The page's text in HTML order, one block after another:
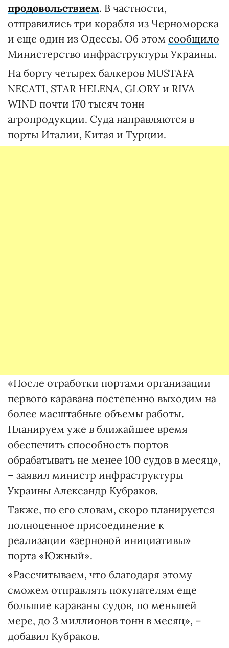
продовольствием. В частности,
отправились три корабля из Черноморска
и еще один из Одессы. Об этом сообщило
Министерство инфраструктуры Украины.
На борту четырех балкеров MUSTAFA
NECATI, STAR HELENA, GLORY и RIVA
WIND почти 170 тысяч тонн
агропродукции. Суда направляются в
порты Италии, Китая и Турции.
«После отработки портами организации
первого каравана постепенно выходим на
более масштабные объемы работы.
Планируем уже в ближайшее время
обеспечить способность портов
обрабатывать не менее 100 судов в месяц»,
– заявил министр инфраструктуры
Украины Александр Кубраков.
Также, по его словам, скоро планируется
полноценное присоединение к
реализации «зерновой инициативы»
порта «Южный».
«Рассчитываем, что благодаря этому
сможем отправлять покупателям еще
большие караваны судов, по меньшей
мере, до 3 миллионов тонн в месяц», –
добавил Кубраков.